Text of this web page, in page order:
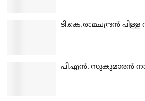
ടി.കെ.രാമചന്ദ്രന്‍ പിള്ള
പി.എന്‍. സുകുമാരന്‍